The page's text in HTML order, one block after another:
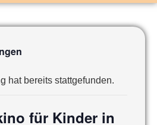
hat bereits stattgefunden.
für Kinder in